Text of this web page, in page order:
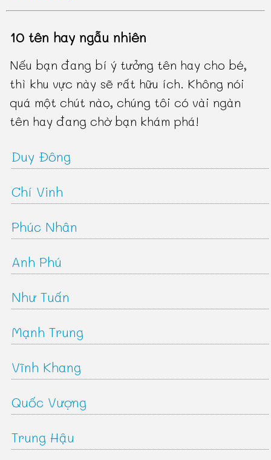
10 tên hay ngẫu nhiên
Nếu bạn đang bí ý tưởng tên hay cho bé,
thì khu vực này sẽ rất hữu ích. Không nói
quá một chút nào, chúng tôi có vài ngàn
tên hay đang chờ bạn khám phá!
Duy Đông
Chí Vinh
Phúc Nhân
Anh Phú
Như Tuấn
Mạnh Trung
Vĩnh Khang
Quốc Vượng
Trung Hậu